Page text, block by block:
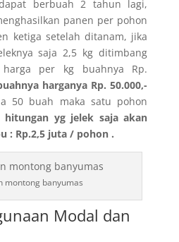
berbuah 2 tahun lagi,
panen per pohon
ketiga setelah ditanam, jika
saja 2,5 kg ditimbang
per kg buahnya Rp.
harganya Rp. 50.000,-
50 buah maka satu pohon
hitungan yg jelek saja akan
: Rp.2,5 juta / pohon .
montong banyumas
Modal dan